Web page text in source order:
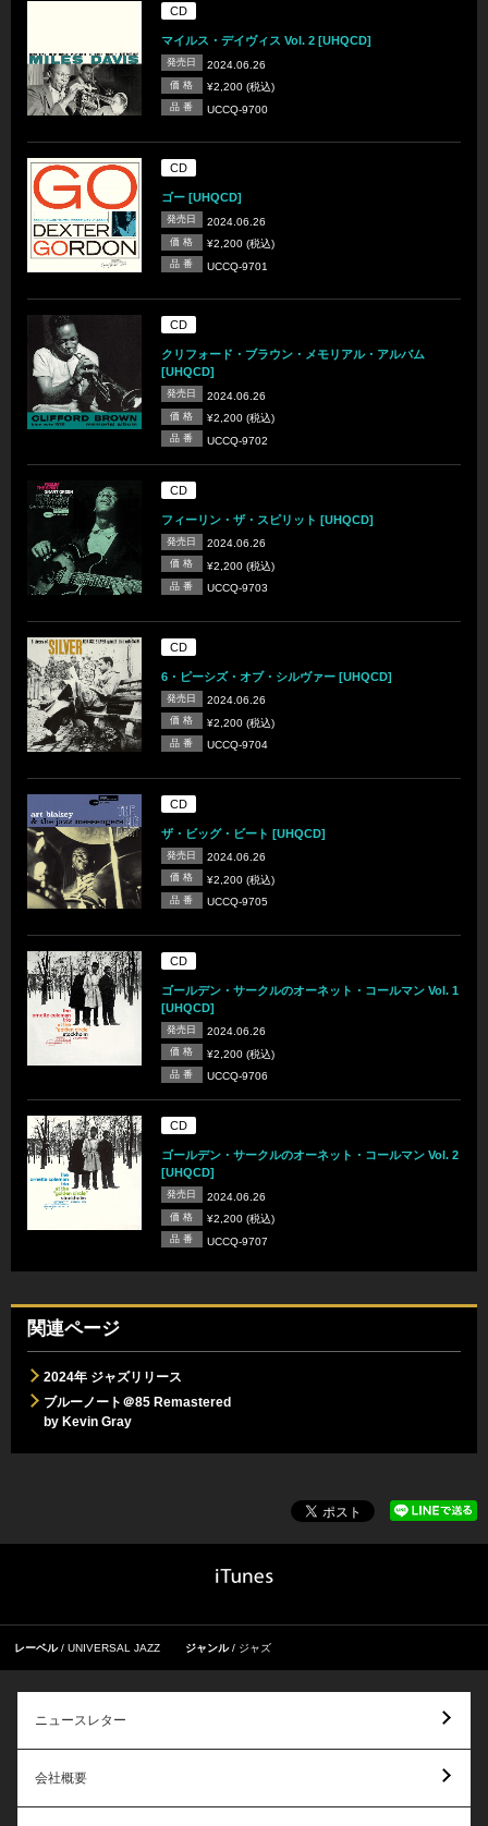
CD
マイルス・デイヴィス Vol. 2 [UHQCD]
発売日 2024.06.26
価 格 ¥2,200 (税込)
品 番 UCCQ-9700
CD
ゴー [UHQCD]
発売日 2024.06.26
価 格 ¥2,200 (税込)
品 番 UCCQ-9701
CD
クリフォード・ブラウン・メモリアル・アルバム
[UHQCD]
発売日 2024.06.26
価 格 ¥2,200 (税込)
品 番 UCCQ-9702
CD
フィーリン・ザ・スピリット [UHQCD]
発売日 2024.06.26
価 格 ¥2,200 (税込)
品 番 UCCQ-9703
CD
6・ピーシズ・オブ・シルヴァー [UHQCD]
発売日 2024.06.26
価 格 ¥2,200 (税込)
品 番 UCCQ-9704
CD
ザ・ビッグ・ビート [UHQCD]
発売日 2024.06.26
価 格 ¥2,200 (税込)
品 番 UCCQ-9705
CD
ゴールデン・サークルのオーネット・コールマン Vol. 1
[UHQCD]
発売日 2024.06.26
価 格 ¥2,200 (税込)
品 番 UCCQ-9706
CD
ゴールデン・サークルのオーネット・コールマン Vol. 2
[UHQCD]
発売日 2024.06.26
価 格 ¥2,200 (税込)
品 番 UCCQ-9707
関連ページ
2024年 ジャズリリース
ブルーノート＠85 Remastered
by Kevin Gray
レーベル UNIVERSAL JAZZ ジャンル ジャズ
ニュースレター
会社概要